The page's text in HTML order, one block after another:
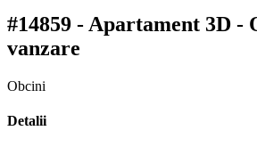
#14859 - Apartament 3D -
vanzare
Obcini
Detalii